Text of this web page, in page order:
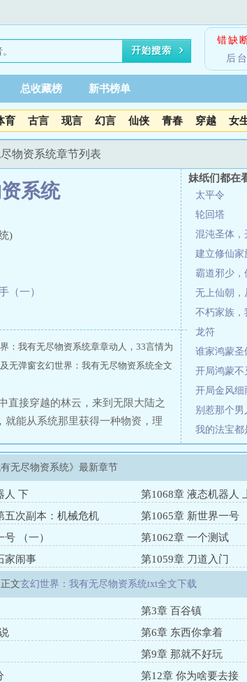
错缺
后
总收藏榜 新书榜单
育 古言 现言 幻言 仙侠 青春 穿越 女
物资系统章节列表
妹纸们都在
太平令
轮回塔
龙符
系统
)
（一）
：我有无尽物资系统章章动人，33言情为
无弹窗玄幻世界：我有无尽物资系统全文
直接穿越的林云，来到无限大陆之
就能从系统那里获得一种物资，理
需要几吨？甚至画画所需要的神兽
还有。当然这一切都只是梦，因
林云一辈子，都无法忘记的事情发
还有另外一个名字：狩猎游戏。一
之下皆蝼蚁，你没有拒绝的资格。
有无尽物资系统》最新章节
人 下
第1068章 液态机器人
五次副本：机械危机
第1065章 新世界一号
（一）
第1062章 一个测试
家闹事 第1059章 刀道入门
文玄幻世界：我有无尽物资系统txt全文下载
第3章 百谷镇
第6章 东西你拿着
第9章 那就不好玩
第12章 你为啥要去接